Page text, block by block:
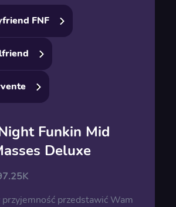
FNF
Funkin Mid
Deluxe
przyjemność przedstawić Wam